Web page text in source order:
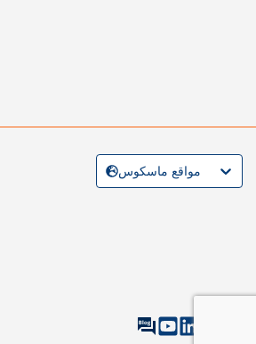
مواقع ماسكوس